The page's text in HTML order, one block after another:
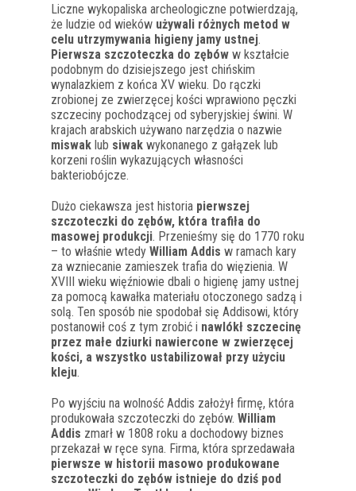
Liczne wykopaliska archeologiczne potwierdzają,
że ludzie od wieków używali różnych metod w
celu utrzymywania higieny jamy ustnej.
Pierwsza szczoteczka do zębów w kształcie
podobnym do dzisiejszego jest chińskim
wynalazkiem z końca XV wieku. Do rączki
zrobionej ze zwierzęcej kości wprawiono pęczki
szczeciny pochodzącej od syberyjskiej świni. W
krajach arabskich używano narzędzia o nazwie
miswak lub siwak wykonanego z gałązek lub
korzeni roślin wykazujących własności
bakteriobójcze.
Dużo ciekawsza jest historia pierwszej
szczoteczki do zębów, która trafiła do
masowej produkcji. Przenieśmy się do 1770 roku
– to właśnie wtedy William Addis w ramach kary
za wzniecanie zamieszek trafia do więzienia. W
XVIII wieku więźniowie dbali o higienę jamy ustnej
za pomocą kawałka materiału otoczonego sadzą i
solą. Ten sposób nie spodobał się Addisowi, który
postanowił coś z tym zrobić i nawlókł szczecinę
przez małe dziurki nawiercone w zwierzęcej
kości, a wszystko ustabilizował przy użyciu
kleju.
Po wyjściu na wolność Addis założył firmę, która
produkowała szczoteczki do zębów. William
Addis zmarł w 1808 roku a dochodowy biznes
przekazał w ręce syna. Firma, która sprzedawała
pierwsze w historii masowo produkowane
szczoteczki do zębów istnieje do dziś pod